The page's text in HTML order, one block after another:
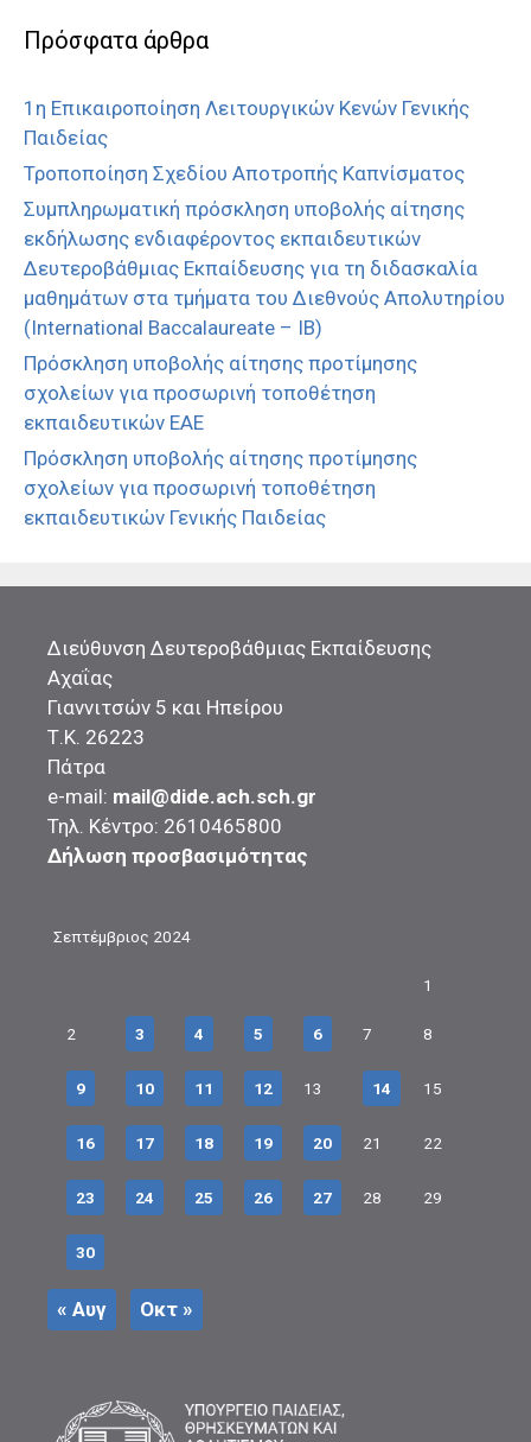
Πρόσφατα άρθρα
1η Επικαιροποίηση Λειτουργικών Κενών Γενικής
Παιδείας
Τροποποίηση Σχεδίου Αποτροπής Καπνίσματος
Συμπληρωματική πρόσκληση υποβολής αίτησης
εκδήλωσης ενδιαφέροντος εκπαιδευτικών
Δευτεροβάθμιας Εκπαίδευσης για τη διδασκαλία
μαθημάτων στα τμήματα του Διεθνούς Απολυτηρίου
(International Baccalaureate – IB)
Πρόσκληση υποβολής αίτησης προτίμησης
σχολείων για προσωρινή τοποθέτηση
εκπαιδευτικών ΕΑΕ
Πρόσκληση υποβολής αίτησης προτίμησης
σχολείων για προσωρινή τοποθέτηση
εκπαιδευτικών Γενικής Παιδείας
Διεύθυνση Δευτεροβάθμιας Εκπαίδευσης
Αχαΐας
Γιαννιτσών 5 και Ηπείρου
Τ.Κ. 26223
Πάτρα
e-mail: mail@dide.ach.sch.gr
Τηλ. Κέντρο: 2610465800
Δήλωση προσβασιμότητας
Σεπτέμβριος 2024
1
2 3 4 5 6 7 8
9 10 11 12 13 14 15
16 17 18 19 20 21 22
23 24 25 26 27 28 29
30
« Αυγ Οκτ »